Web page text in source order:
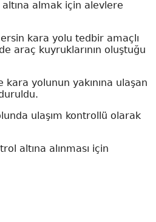
altına almak için alevlere
kara yolu tedbir amaçlı
araç kuyruklarının oluştuğu
yolunun yakınına ulaşan
ulaşım kontrollü olarak
altına alınması için